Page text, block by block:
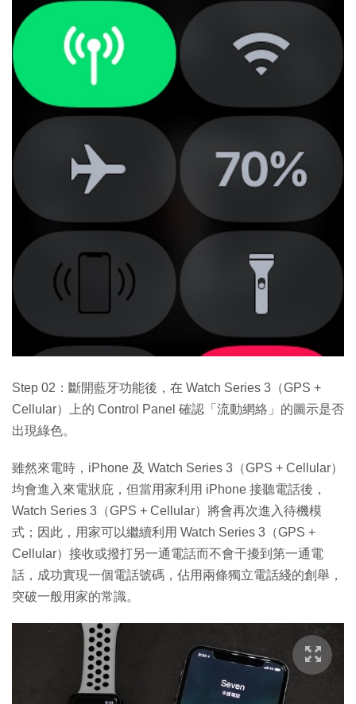
Step 02：斷開藍牙功能後，在 Watch Series 3（GPS +
Cellular）上的 Control Panel 確認「流動網絡」的圖示是否
出現綠色。
雖然來電時，iPhone 及 Watch Series 3（GPS + Cellular）
均會進入來電狀庇，但當用家利用 iPhone 接聽電話後，
Watch Series 3（GPS + Cellular）將會再次進入待機模
式；因此，用家可以繼續利用 Watch Series 3（GPS +
Cellular）接收或撥打另一通電話而不會干擾到第一通電
話，成功實現一個電話號碼，佔用兩條獨立電話綫的創舉，
突破一般用家的常識。